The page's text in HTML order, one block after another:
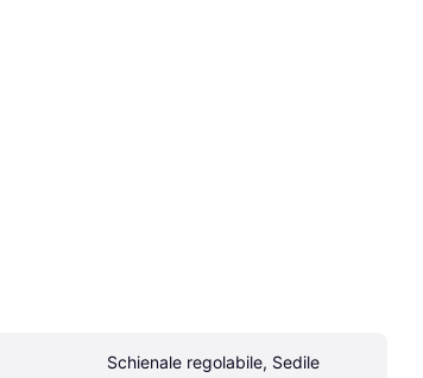
Schienale regolabile, Sedile